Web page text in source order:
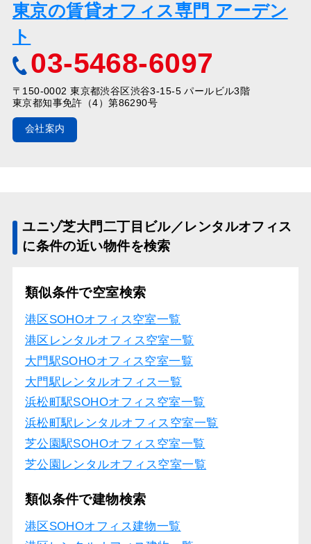
東京の賃貸オフィス専門 アーデン
ト
03-5468-6097
〒150-0002 東京都渋谷区渋谷3-15-5 パールビル3階
東京都知事免許（4）第86290号
会社案内
ユニゾ芝大門二丁目ビル／レンタルオフィス
に条件の近い物件を検索
類似条件で空室検索
港区SOHOオフィス空室一覧
港区レンタルオフィス空室一覧
大門駅SOHOオフィス空室一覧
大門駅レンタルオフィス一覧
浜松町駅SOHOオフィス空室一覧
浜松町駅レンタルオフィス空室一覧
芝公園駅SOHOオフィス空室一覧
芝公園レンタルオフィス空室一覧
類似条件で建物検索
港区SOHOオフィス建物一覧